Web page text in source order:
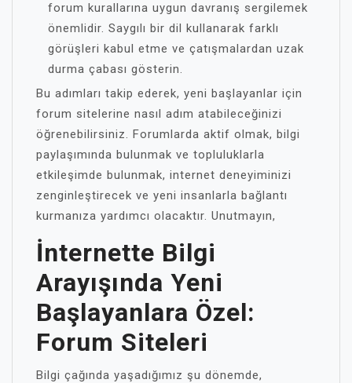
forum kurallarına uygun davranış sergilemek
önemlidir. Saygılı bir dil kullanarak farklı
görüşleri kabul etme ve çatışmalardan uzak
durma çabası gösterin.
Bu adımları takip ederek, yeni başlayanlar için
forum sitelerine nasıl adım atabileceğinizi
öğrenebilirsiniz. Forumlarda aktif olmak, bilgi
paylaşımında bulunmak ve topluluklarla
etkileşimde bulunmak, internet deneyiminizi
zenginleştirecek ve yeni insanlarla bağlantı
kurmanıza yardımcı olacaktır. Unutmayın,
İnternette Bilgi
Arayışında Yeni
Başlayanlara Özel:
Forum Siteleri
Bilgi çağında yaşadığımız şu dönemde,